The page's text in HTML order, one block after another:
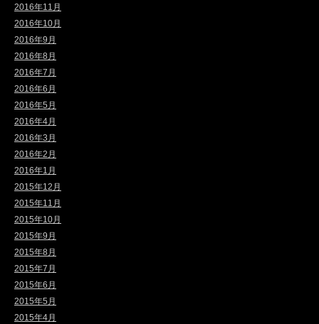
2016年11月
2016年10月
2016年9月
2016年8月
2016年7月
2016年6月
2016年5月
2016年4月
2016年3月
2016年2月
2016年1月
2015年12月
2015年11月
2015年10月
2015年9月
2015年8月
2015年7月
2015年6月
2015年5月
2015年4月